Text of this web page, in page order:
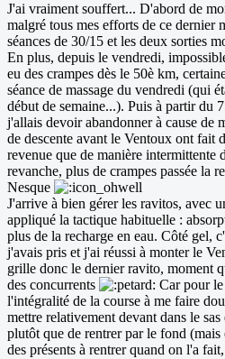
J'ai vraiment souffert... D'abord de
malgré tous mes efforts de ce dernier
séances de 30/15 et les deux sorties
En plus, depuis le vendredi,
eu des crampes dès le 50è km,
séance de massage du vendredi (qui
début de semaine...). Puis à partir du
j'allais devoir abandonner à cause de
de descente avant le Ventoux ont fait
revenue que de manière intermittente
revanche, plus de crampes passée la
Nesque
J'arrive à bien gérer les ravitos, avec
appliqué la tactique habituelle :
plus de la recharge en eau. Côté gel,
j'avais pris et j'ai réussi à monter le
grille donc le dernier ravito, moment
des concurrents
Car pour le
l'intégralité de la course à me faire
mettre relativement devant dans le
plutôt que de rentrer par le fond
des présents à rentrer quand on l'a